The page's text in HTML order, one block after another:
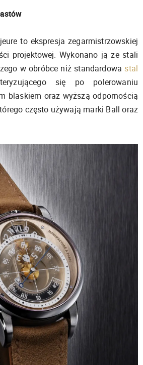
to ekspresja zegarmistrzowskiej
projektowej. Wykonano ją ze stali
w obróbce niż standardowa stal
się po polerowaniu
blaskiem oraz wyższą odpornością
często używają marki Ball oraz